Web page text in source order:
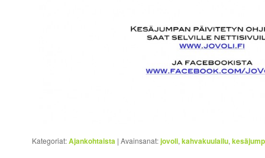
Kategoriat:Ajankohtaista |Avainsanat:jovoli,kahvakuulailu,